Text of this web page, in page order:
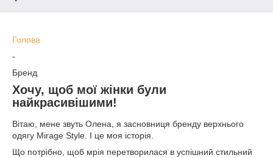
Голова
-
Бренд
Хочу, щоб мої жінки були
найкрасивішими!
Вітаю, мене звуть Олена, я засновниця бренду верхнього
одягу Mirage Style. І це моя історія.
Що потрібно, щоб мрія перетворилася в успішний стильний